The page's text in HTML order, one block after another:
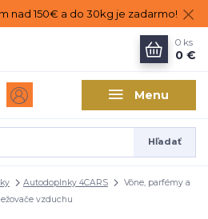
nad 150€ a do 30kg je zadarmo!
Menu
Hľadať
0 ks
0 €
Autodoplnky 4CARS
Vône, parfémy a
vzduchu